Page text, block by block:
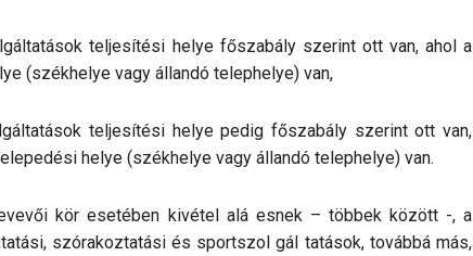
teljesítési helye főszabály szerint ott van, ahol a
(székhelye vagy állandó telephelye) van,
teljesítési helye pedig főszabály szerint ott van,
helye (székhelye vagy állandó telephelye) van.
kör esetében kivétel alá esnek – többek között -, a
szórakoztatási és sportszol gál tatások, továbbá más,